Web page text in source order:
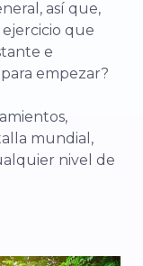
así que,
que
e
empezar?
mundial,
nivel de